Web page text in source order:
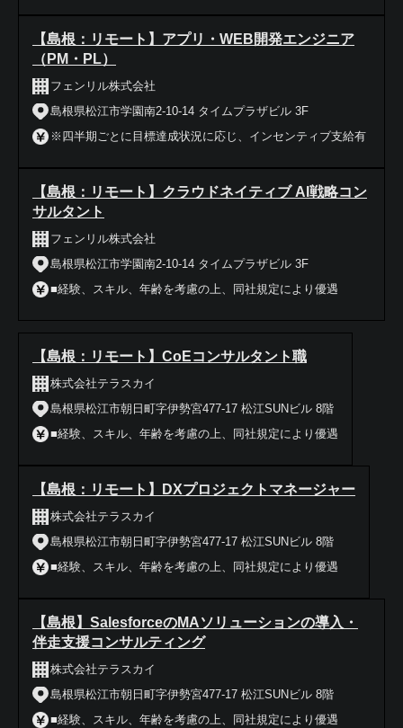
【島根：リモート】アプリ・WEB開発エンジニア
（PM・PL）
フェンリル株式会社
島根県松江市学園南2-10-14 タイムプラザビル 3F
※四半期ごとに目標達成状況に応じ、インセンティブ支給有
【島根：リモート】クラウドネイティブ AI戦略コン
サルタント
フェンリル株式会社
島根県松江市学園南2-10-14 タイムプラザビル 3F
■経験、スキル、年齢を考慮の上、同社規定により優遇
【島根：リモート】CoEコンサルタント職
株式会社テラスカイ
島根県松江市朝日町字伊勢宮477-17 松江SUNビル 8階
■経験、スキル、年齢を考慮の上、同社規定により優遇
【島根：リモート】DXプロジェクトマネージャー
株式会社テラスカイ
島根県松江市朝日町字伊勢宮477-17 松江SUNビル 8階
■経験、スキル、年齢を考慮の上、同社規定により優遇
【島根】SalesforceのMAソリューションの導入・
伴走支援コンサルティング
株式会社テラスカイ
島根県松江市朝日町字伊勢宮477-17 松江SUNビル 8階
■経験、スキル、年齢を考慮の上、同社規定により優遇